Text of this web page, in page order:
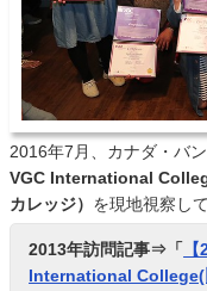
2016年7月、カナダ・バ
VGC International
カレッジ） を現地視察し
2013年訪問記事⇒「
International